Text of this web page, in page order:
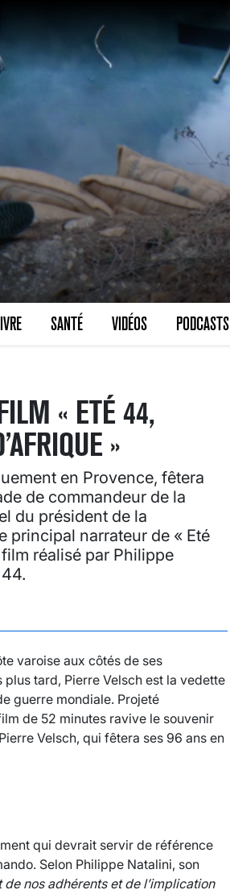
SANTÉ VIDÉOS PODCASTS
« ETÉ 44,
»
en Provence, fêtera
de commandeur de la
du président de la
principal narrateur de « Eté
réalisé par Philippe
varoise aux côtés de ses
tard, Pierre Velsch est la vedette
guerre mondiale. Projeté
de 52 minutes ravive le souvenir
Velsch, qui fêtera ses 96 ans en
qui devrait servir de référence
Selon Philippe Natalini, son
nos adhérents et de l’implication